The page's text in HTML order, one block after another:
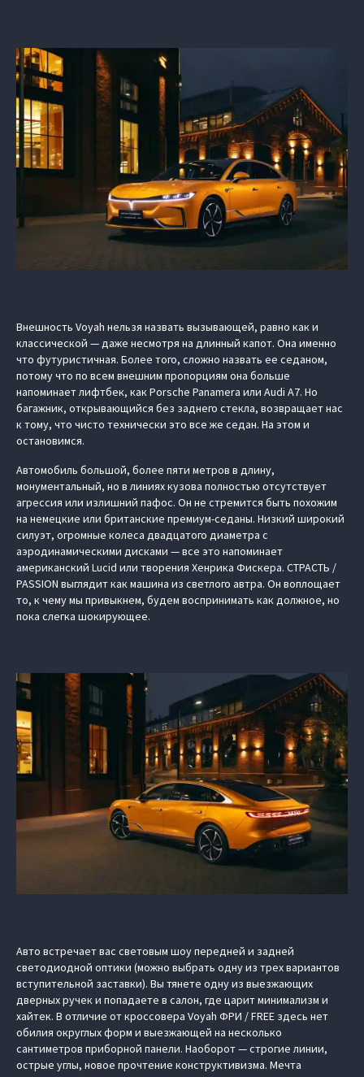
Внешность Voyah нельзя назвать вызывающей, равно как и
классической — даже несмотря на длинный капот. Она именно
что футуристичная. Более того, сложно назвать ее седаном,
потому что по всем внешним пропорциям она больше
напоминает лифтбек, как Porsche Panamera или Audi A7. Но
багажник, открывающийся без заднего стекла, возвращает нас
к тому, что чисто технически это все же седан. На этом и
остановимся.
Автомобиль большой, более пяти метров в длину,
монументальный, но в линиях кузова полностью отсутствует
агрессия или излишний пафос. Он не стремится быть похожим
на немецкие или британские премиум-седаны. Низкий широкий
силуэт, огромные колеса двадцатого диаметра с
аэродинамическими дисками — все это напоминает
американский Lucid или творения Хенрика Фискера. СТРАСТЬ /
PASSION выглядит как машина из светлого автра. Он воплощает
то, к чему мы привыкнем, будем воспринимать как должное, но
пока слегка шокирующее.
Авто встречает вас световым шоу передней и задней
светодиодной оптики (можно выбрать одну из трех вариантов
вступительной заставки). Вы тянете одну из выезжающих
дверных ручек и попадаете в салон, где царит минимализм и
хайтек. В отличие от кроссовера Voyah ФРИ / FREE здесь нет
обилия округлых форм и выезжающей на несколько
сантиметров приборной панели. Наоборот — строгие линии,
острые углы, новое прочтение конструктивизма. Мечта